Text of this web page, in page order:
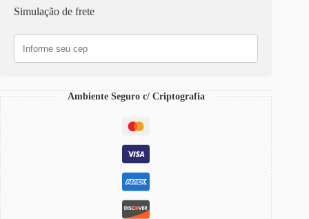
Simulação de frete
Ambiente Seguro c/ Criptografia